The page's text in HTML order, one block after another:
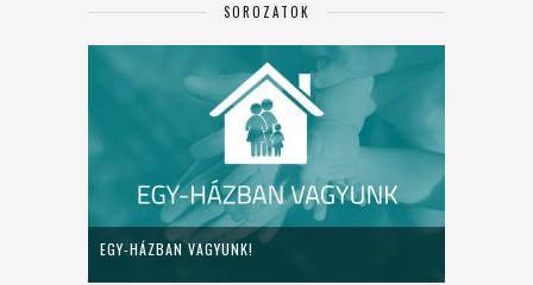
SOROZATOK
EGY-HÁZBAN VAGYUNK!